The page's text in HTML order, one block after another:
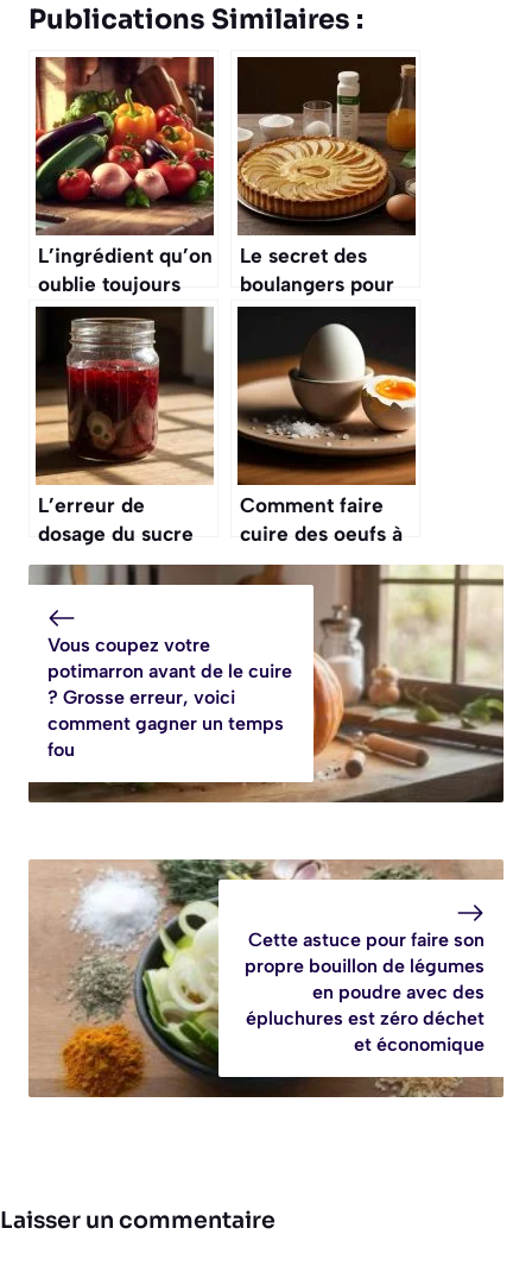
Publications Similaires :
L’ingrédient qu’on
oublie toujours
dans la ratatouille
et qui pourtant,
fait toute la
différence selon
les Niçois
Le secret des
boulangers pour
une tarte aux
poires avec une
pâte qui reste
croustillante
même le
lendemain
L’erreur de
dosage du sucre
dans la confiture
qui l’empêche de
se conserver
correctement et la
fait moisir
Comment faire
cuire des oeufs à
la coque ?
Vous coupez votre
potimarron avant de le cuire
? Grosse erreur, voici
comment gagner un temps
fou
Cette astuce pour faire son
propre bouillon de légumes
en poudre avec des
épluchures est zéro déchet
et économique
Laisser un commentaire